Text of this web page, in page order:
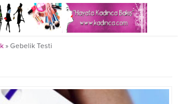
» Gebelik Testi